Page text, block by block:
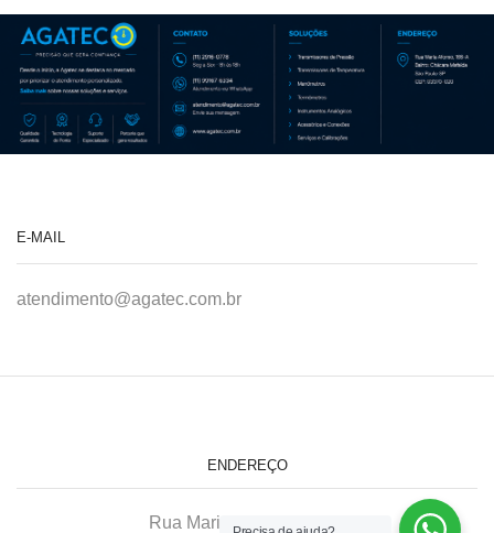
E-MAIL
atendimento@agatec.com.br
ENDEREÇO
Rua Maria Afonso, 166-A